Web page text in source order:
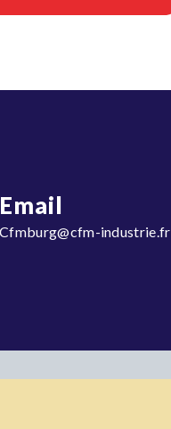
Email
cfmburg@cfm-industrie.fr